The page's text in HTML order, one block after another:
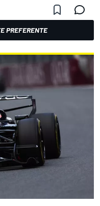
PREFERENTE